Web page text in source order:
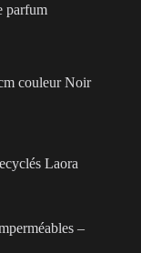
parfum
couleur Noir
Laora
–